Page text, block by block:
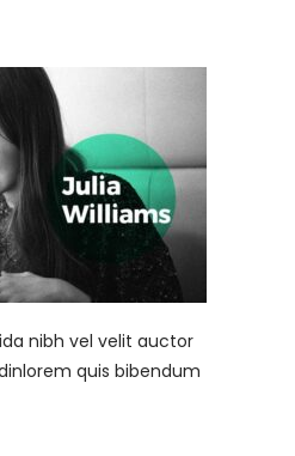
nibh vel velit auctor
quis bibendum